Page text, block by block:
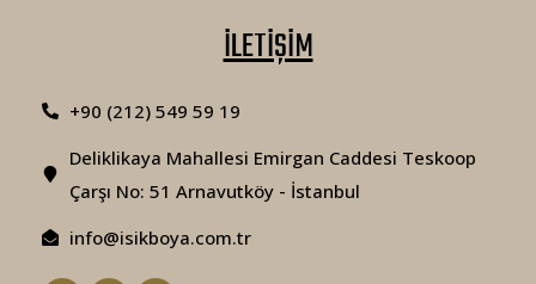
İLETİŞİM
+90 (212) 549 59 19
Deliklikaya Mahallesi Emirgan Caddesi Teskoop
Çarşı No: 51 Arnavutköy - İstanbul
info@isikboya.com.tr